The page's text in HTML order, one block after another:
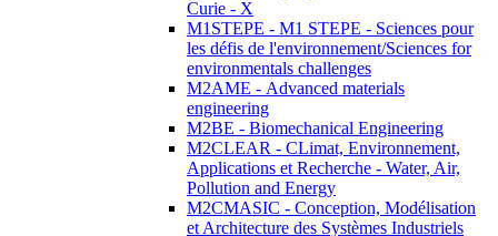
Curie - X
M1STEPE - M1 STEPE - Sciences pour
les défis de l'environnement/Sciences for
environmentals challenges
M2AME - Advanced materials
engineering
M2BE - Biomechanical Engineering
M2CLEAR - CLimat, Environnement,
Applications et Recherche - Water, Air,
Pollution and Energy
M2CMASIC - Conception, Modélisation
et Architecture des Systèmes Industriels